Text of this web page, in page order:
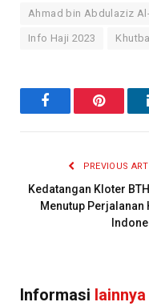
Ahmad bin Abdulaziz
Info Haji 2023
FacebookPinterest
PREVIOUS
Kedatangan Kloter
Menutup Perjalanan
Informasi lainnya